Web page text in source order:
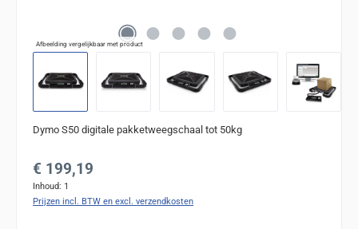
Afbeelding vergelijkbaar met product
Dymo S50 digitale pakketweegschaal tot 50kg
Normale prijs:
€ 199,19
Inhoud: 1
Prijzen incl. BTW en excl. verzendkosten